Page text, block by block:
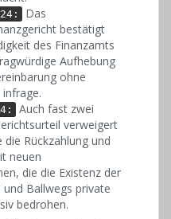
Das
bestätigt
des Finanzamts
Aufhebung
ohne
Auch fast zwei
verweigert
Rückzahlung und
neuen
die die Existenz der
Ballwegs private
bedrohen.